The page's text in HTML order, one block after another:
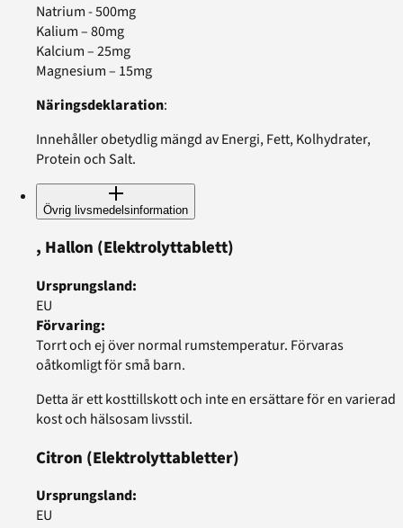
Natrium - 500mg
Kalium – 80mg
Kalcium – 25mg
Magnesium – 15mg
Näringsdeklaration:
Innehåller obetydlig mängd av Energi, Fett, Kolhydrater,
Protein och Salt.
Övrig livsmedelsinformation
, Hallon (Elektrolyttablett)
Ursprungsland:
EU
Förvaring:
Torrt och ej över normal rumstemperatur. Förvaras
oåtkomligt för små barn.
Detta är ett kosttillskott och inte en ersättare för en varierad
kost och hälsosam livsstil.
Citron (Elektrolyttabletter)
Ursprungsland:
EU